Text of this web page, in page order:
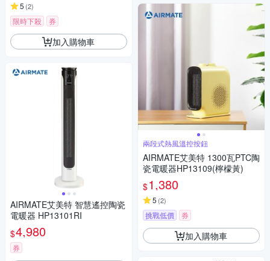
5 (2)
限時下殺 券
加入購物車
AIRMATE艾美特 智慧遙控陶瓷
電暖器 HP13101RI
$4,980
券
兩段式熱風溫控按鈕
AIRMATE艾美特 1300瓦PTC陶
瓷電暖器HP13109(檸檬黃)
$1,380
5 (2)
挑戰低價 券
加入購物車